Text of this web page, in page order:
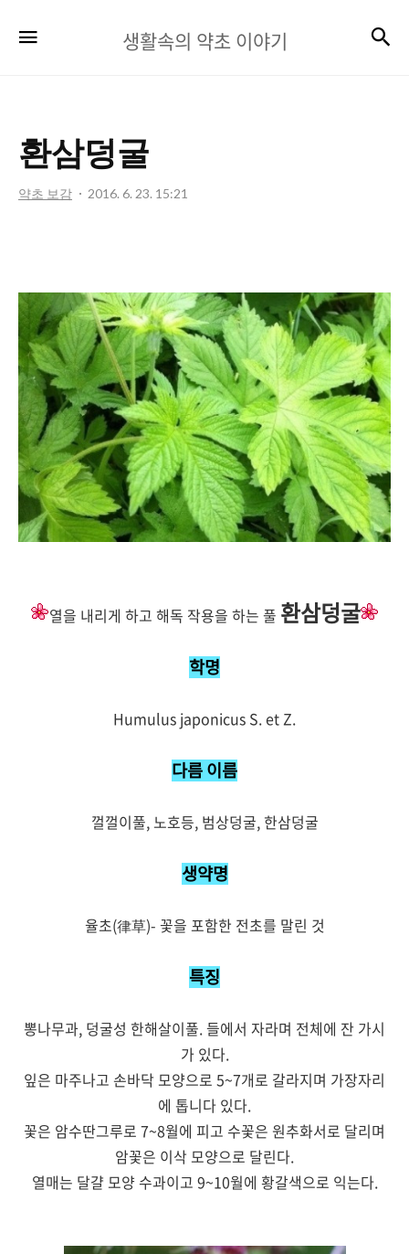
활
기
생활속의 약초 이야기
환삼덩굴
약초 보감 2016. 6. 23. 15:21
열을 내리게 하고 해독 작용을 하는 풀 환삼덩굴
학명
Humulus japonicus S. et Z.
다름 이름
껄껄이풀, 노호등, 범상덩굴, 한삼덩굴
생약명
율초(律草)- 꽃을 포함한 전초를 말린 것
특징
뽕나무과, 덩굴성 한해살이풀. 들에서 자라며 전체에 잔 가시
가 있다.
잎은 마주나고 손바닥 모양으로 5~7개로 갈라지며 가장자리
에 톱니다 있다.
꽃은 암수딴그루로 7~8월에 피고 수꽃은 원추화서로 달리며
암꽃은 이삭 모양으로 달린다.
열매는 달걀 모양 수과이고 9~10월에 황갈색으로 익는다.